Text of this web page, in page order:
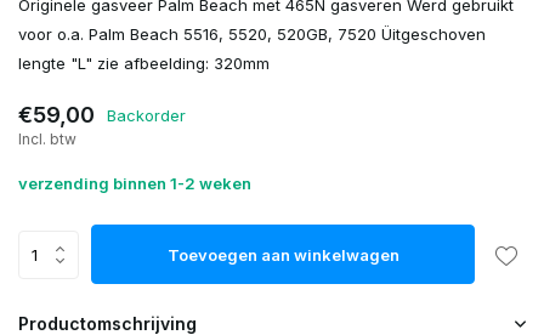
Originele gasveer Palm Beach met 465N gasveren Werd gebruikt
voor o.a. Palm Beach 5516, 5520, 520GB, 7520 Üitgeschoven
lengte "L" zie afbeelding: 320mm
€59,00 Backorder
Incl. btw
verzending binnen 1-2 weken
Toevoegen aan winkelwagen
Productomschrijving